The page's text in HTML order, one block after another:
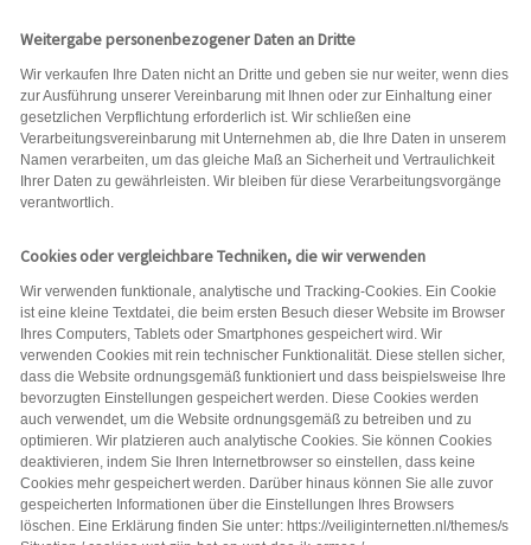
Weitergabe personenbezogener Daten an Dritte
Wir verkaufen Ihre Daten nicht an Dritte und geben sie nur weiter, wenn dies
zur Ausführung unserer Vereinbarung mit Ihnen oder zur Einhaltung einer
gesetzlichen Verpflichtung erforderlich ist. Wir schließen eine
Verarbeitungsvereinbarung mit Unternehmen ab, die Ihre Daten in unserem
Namen verarbeiten, um das gleiche Maß an Sicherheit und Vertraulichkeit
Ihrer Daten zu gewährleisten. Wir bleiben für diese Verarbeitungsvorgänge
verantwortlich.
Cookies oder vergleichbare Techniken, die wir verwenden
Wir verwenden funktionale, analytische und Tracking-Cookies. Ein Cookie
ist eine kleine Textdatei, die beim ersten Besuch dieser Website im Browser
Ihres Computers, Tablets oder Smartphones gespeichert wird. Wir
verwenden Cookies mit rein technischer Funktionalität. Diese stellen sicher,
dass die Website ordnungsgemäß funktioniert und dass beispielsweise Ihre
bevorzugten Einstellungen gespeichert werden. Diese Cookies werden
auch verwendet, um die Website ordnungsgemäß zu betreiben und zu
optimieren. Wir platzieren auch analytische Cookies. Sie können Cookies
deaktivieren, indem Sie Ihren Internetbrowser so einstellen, dass keine
Cookies mehr gespeichert werden. Darüber hinaus können Sie alle zuvor
gespeicherten Informationen über die Einstellungen Ihres Browsers
löschen. Eine Erklärung finden Sie unter: https://veiliginternetten.nl/themes/s